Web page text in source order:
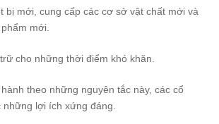
bị mới, cung cấp các cơ sở vật chất mới và
mới.
cho những thời điểm khó khăn.
theo những nguyên tắc này, các cổ
lợi ích xứng đáng.